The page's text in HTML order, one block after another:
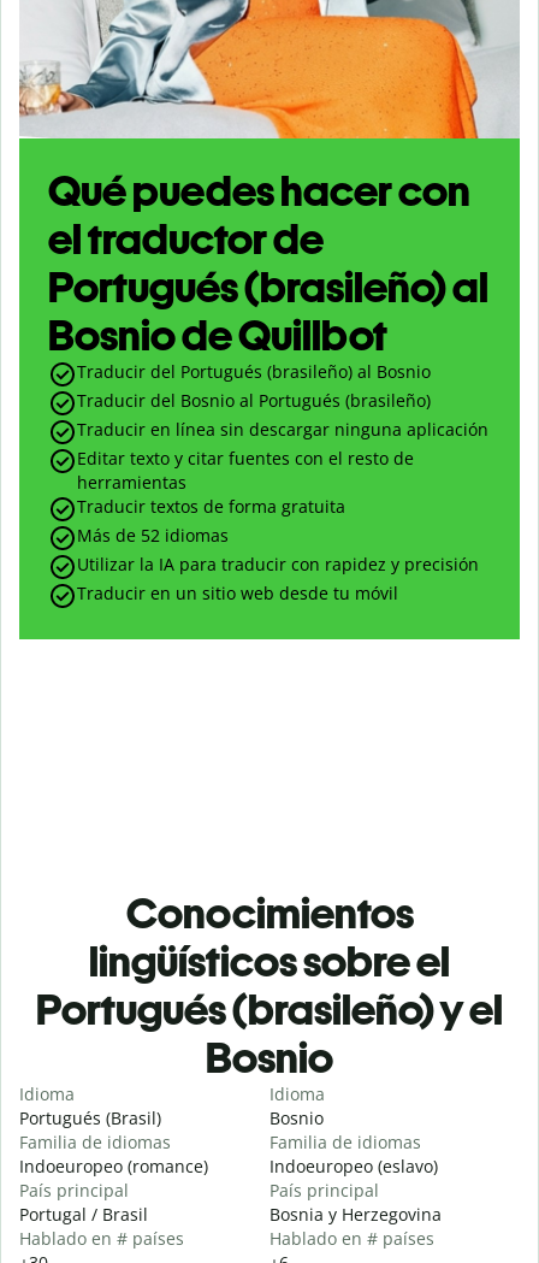
Qué puedes hacer con
el traductor de
Portugués (brasileño) al
Bosnio de Quillbot
Traducir del Portugués (brasileño) al Bosnio
Traducir del Bosnio al Portugués (brasileño)
Traducir en línea sin descargar ninguna aplicación
Editar texto y citar fuentes con el resto de
herramientas
Traducir textos de forma gratuita
Más de 52 idiomas
Utilizar la IA para traducir con rapidez y precisión
Traducir en un sitio web desde tu móvil
Conocimientos
lingüísticos sobre el
Portugués (brasileño) y el
Bosnio
Idioma
Portugués (Brasil)
Familia de idiomas
Indoeuropeo (romance)
País principal
Portugal / Brasil
Hablado en # países
Idioma
Bosnio
Familia de idiomas
Indoeuropeo (eslavo)
País principal
Bosnia y Herzegovina
Hablado en # países